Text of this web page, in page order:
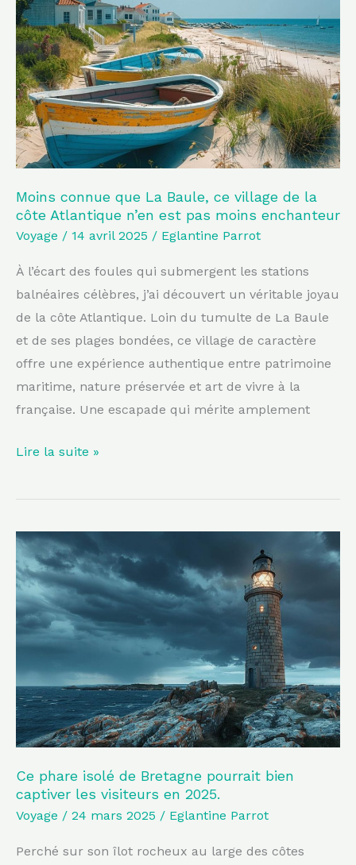
Moins connue que La Baule, ce village de la
côte Atlantique n’en est pas moins enchanteur
Voyage / 14 avril 2025 / Eglantine Parrot
À l’écart des foules qui submergent les stations
balnéaires célèbres, j’ai découvert un véritable joyau
de la côte Atlantique. Loin du tumulte de La Baule
et de ses plages bondées, ce village de caractère
offre une expérience authentique entre patrimoine
maritime, nature préservée et art de vivre à la
française. Une escapade qui mérite amplement
que
La
Baule,
ce
village
de
la
côte
Atlantique
n’en
est
pas
Lire la suite »
Ce phare isolé de Bretagne pourrait bien
captiver les visiteurs en 2025.
Voyage / 24 mars 2025 / Eglantine Parrot
Perché sur son îlot rocheux au large des côtes
Ce
phare
isolé
de
Bretagne
bien
captiver
les
visiteurs
en
2025.